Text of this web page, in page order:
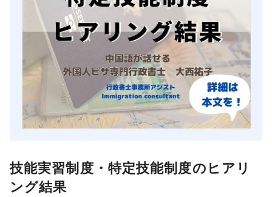
技能実習制度・特定技能制度のヒアリ
ング結果